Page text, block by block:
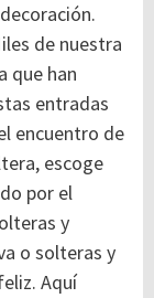
de nuestra
que han
entradas
encuentro de
escoge
por el
y
o solteras y
Aquí